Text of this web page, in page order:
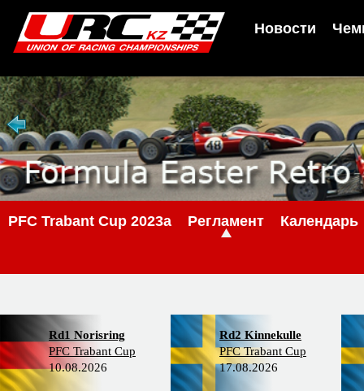
Новости
PFC Trabant Cup 2023a Регламент Календарь
Rd1 Norisring
PFC Trabant Cup
10.08.2026
Rd2 Kinnekulle
PFC Trabant Cup
17.08.2026